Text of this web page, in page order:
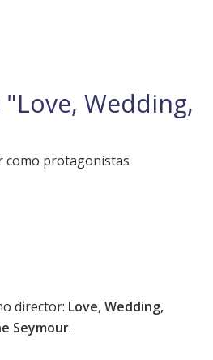
Wedding,
como protagonistas
director: Love, Wedding,
Seymour.